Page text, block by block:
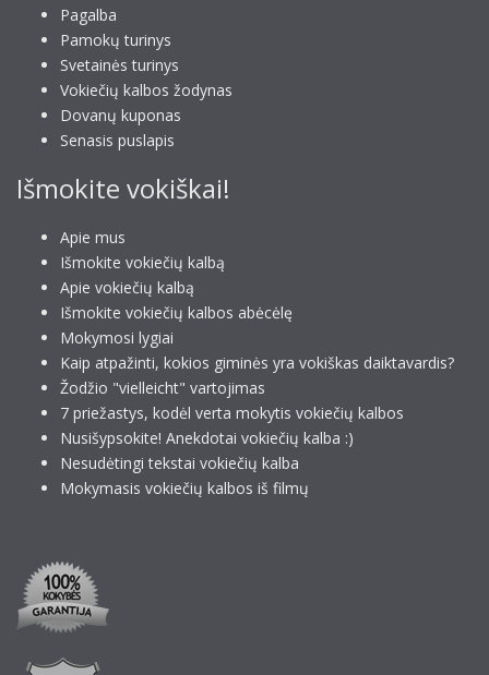
Pagalba
Pamokų turinys
Svetainės turinys
Vokiečių kalbos žodynas
Dovanų kuponas
Senasis puslapis
Išmokite vokiškai!
Apie mus
Išmokite vokiečių kalbą
Apie vokiečių kalbą
Išmokite vokiečių kalbos abėcėlę
Mokymosi lygiai
Kaip atpažinti, kokios giminės yra vokiškas daiktavardis?
Žodžio "vielleicht" vartojimas
7 priežastys, kodėl verta mokytis vokiečių kalbos
Nusišypsokite! Anekdotai vokiečių kalba :)
Nesudėtingi tekstai vokiečių kalba
Mokymasis vokiečių kalbos iš filmų